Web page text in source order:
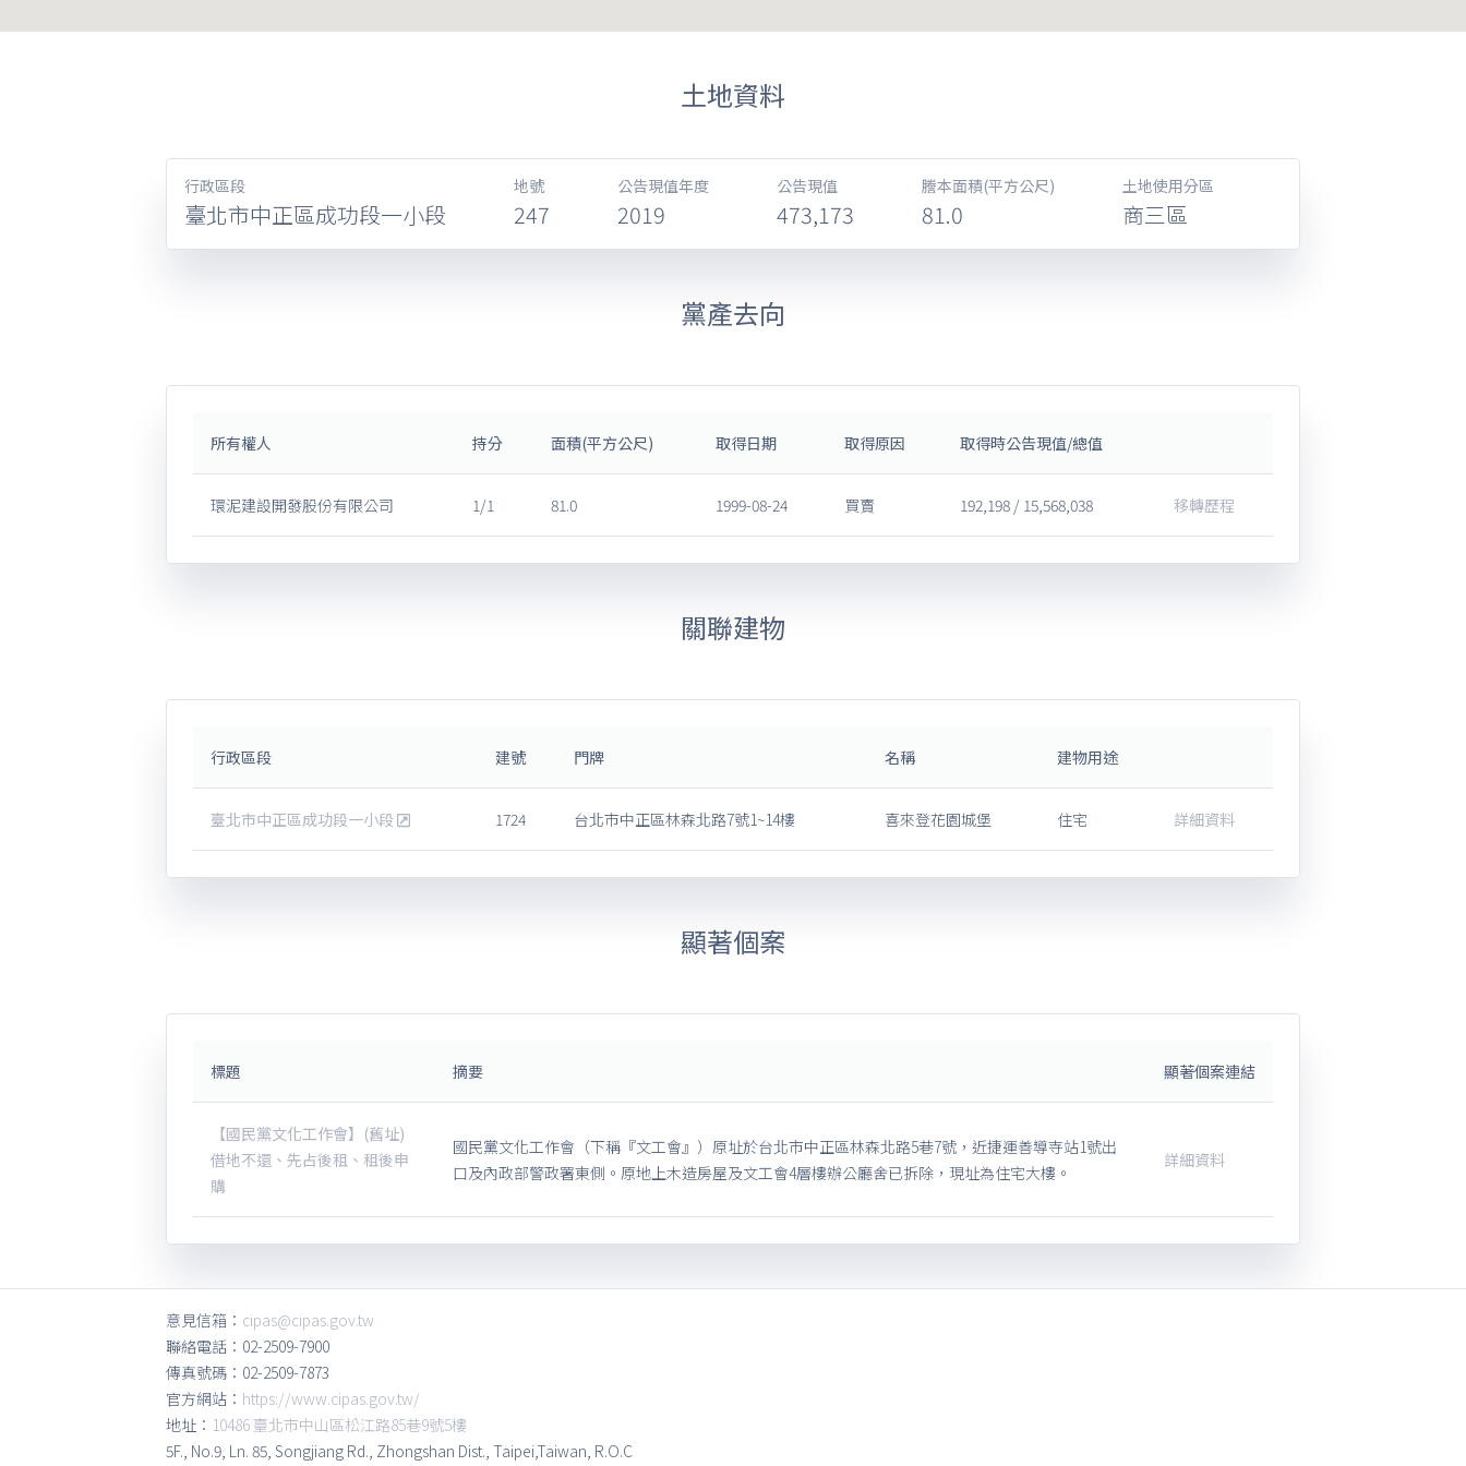
土地資料
行政區段
臺北市中正區成功段一小段
地號
247
公告現值年度
2019
公告現值
473,173
謄本面積(平方公尺)
81.0
土地使用分區
商三區
黨產去向
所有權人 持分 面積(平方公尺) 取得日期 取得原因 取得時公告現值/總值
環泥建設開發股份有限公司 1/1 81.0 1999-08-24 買賣 192,198 / 15,568,038 移轉歷程
關聯建物
行政區段 建號 門牌 名稱 建物用途
臺北市中正區成功段一小段 1724 台北市中正區林森北路7號1~14樓 喜來登花園城堡 住宅 詳細資料
顯著個案
標題 摘要 顯著個案連結
【國民黨文化工作會】(舊址)
借地不還、先占後租、租後申
購
國民黨文化工作會（下稱『文工會』）原址於台北市中正區林森北路5巷7號，近捷運善導寺站1號出
口及內政部警政署東側。原地上木造房屋及文工會4層樓辦公廳舍已拆除，現址為住宅大樓。
詳細資料
意見信箱： cipas@cipas.gov.tw
聯絡電話：02-2509-7900
傳真號碼：02-2509-7873
官方網站： https://www.cipas.gov.tw/
地址： 10486 臺北市中山區松江路85巷9號5樓
5F., No.9, Ln. 85, Songjiang Rd., Zhongshan Dist., Taipei,Taiwan, R.O.C